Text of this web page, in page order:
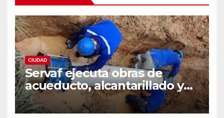
CIUDAD
Servaf ejecuta obras de
acueducto, alcantarillado y
recuperación vial en varios
sectores de Florencia.